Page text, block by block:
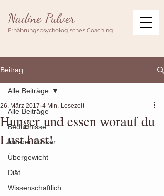
Nadine Pulver
Ernährungspsychologisches Coaching
Beitrag
Alle Beiträge
Bedürfnisse
Innerer Kritiker
Übergewicht
Diät
Wissenschaftlich
Alle Beiträge
Hunger und essen worauf du
Lust hast!
26. März 2017 4 Min. Lesezeit